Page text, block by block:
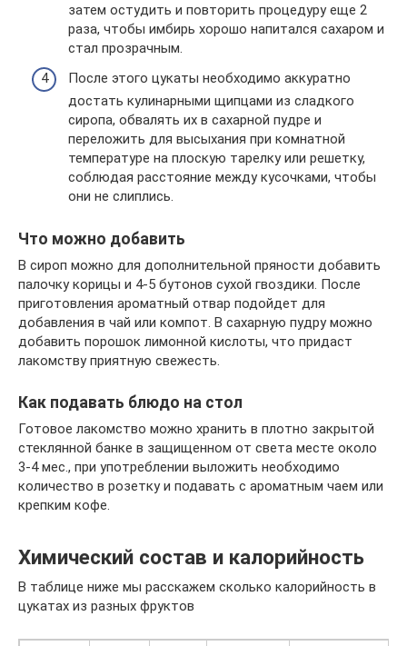
затем остудить и повторить процедуру еще 2
раза, чтобы имбирь хорошо напитался сахаром и
стал прозрачным.
После этого цукаты необходимо аккуратно
достать кулинарными щипцами из сладкого
сиропа, обвалять их в сахарной пудре и
переложить для высыхания при комнатной
температуре на плоскую тарелку или решетку,
соблюдая расстояние между кусочками, чтобы
они не слиплись.
Что можно добавить
В сироп можно для дополнительной пряности добавить
палочку корицы и 4-5 бутонов сухой гвоздики. После
приготовления ароматный отвар подойдет для
добавления в чай или компот. В сахарную пудру можно
добавить порошок лимонной кислоты, что придаст
лакомству приятную свежесть.
Как подавать блюдо на стол
Готовое лакомство можно хранить в плотно закрытой
стеклянной банке в защищенном от света месте около
3-4 мес., при употреблении выложить необходимо
количество в розетку и подавать с ароматным чаем или
крепким кофе.
Химический состав и калорийность
В таблице ниже мы расскажем сколько калорийность в
цукатах из разных фруктов